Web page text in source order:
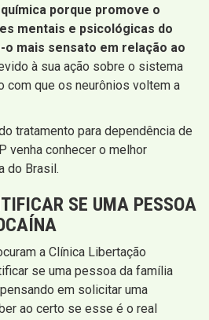
porque promove o
mentais e psicológicas do
mais sensato em relação ao
à sua ação sobre o sistema
com que os neurônios voltem a
tratamento para dependência de
venha conhecer o melhor
do Brasil.
SE UMA PESSOA
a Clínica Libertação
se uma pessoa da família
em solicitar uma
ao certo se esse é o real